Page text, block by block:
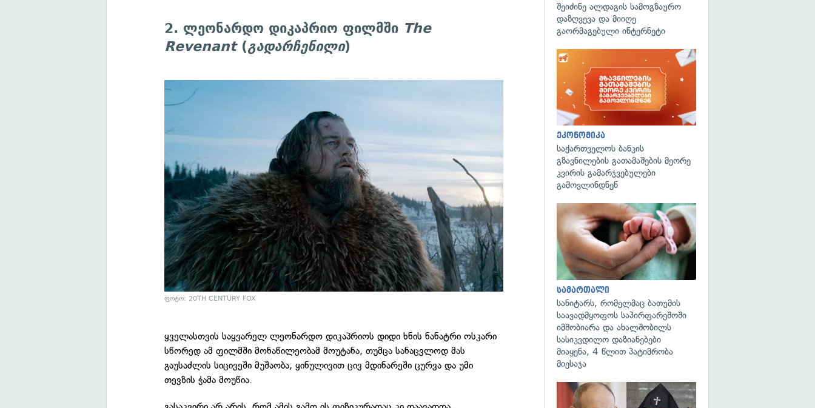
2. ლეონარდო დიკაპრიო ფილმში The
Revenant(გადარჩენილი)
ფოტო: 20TH CENTURY FOX
ყველასთვის საყვარელ ლეონარდო დიკაპრიოს დიდი ხნის ნანატრი ოსკარი
სწორედ ამ ფილმში მონაწილეობამ მოუტანა, თუმცა სანაცვლოდ მას
გაუსაძლის სიცივეში მუშაობა, ყინულივით ცივ მდინარეში ცურვა და უმი
თევზის ჭამა მოუწია.
შეიძინე ალდაგის სამოგზაურო
დაზღვევა და მიიღე
გაორმაგებული ინტერნეტი
ეკონომიკა
საქართველოს ბანკის
გზავნილების გათამაშების მეორე
კვირის გამარჯვებულები
გამოვლინდნენ
სამართალი
სანიტარს, რომელმაც ბათუმის
საავადმყოფოს საპირფარეშოში
იმშობიარა და ახალშობილს
სასიკვდილო დაზიანებები
მიაყენა, 4 წლით პატიმრობა
მიესაჯა